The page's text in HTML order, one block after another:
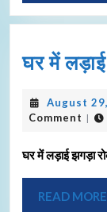
घर में
August
Comment |
घर में लड़ाई झगड़ा
READ MORE